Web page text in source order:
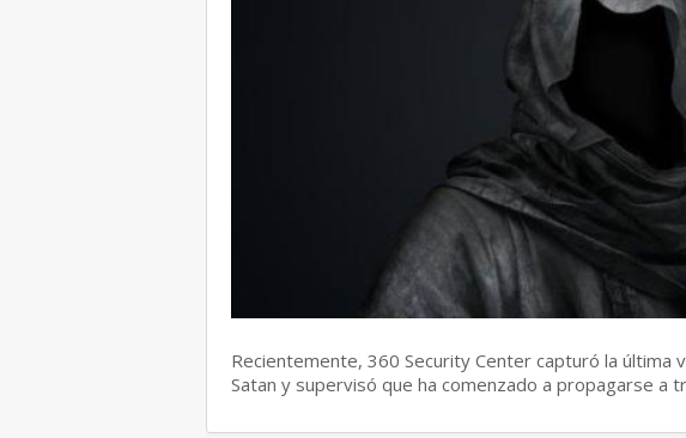
Recientemente, 360 Security Center capturó la última
Satan y supervisó que ha comenzado a propagarse a